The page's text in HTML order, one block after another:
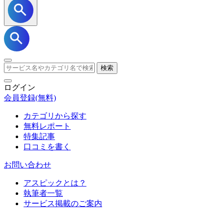
検索
ログイン
会員登録(無料)
カテゴリから探す
無料レポート
特集記事
口コミを書く
お問い合わせ
アスピックとは？
執筆者一覧
サービス掲載のご案内